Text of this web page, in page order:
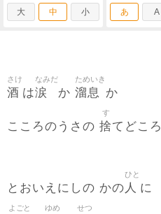
大 中 小 あ A
酒
さけ
は涙
なみだ
か 溜息
ためいき
か
こころのうさの 捨
す
てどころ
とおいえにしの かの 人
ひと
に
よごと ゆめ せつ